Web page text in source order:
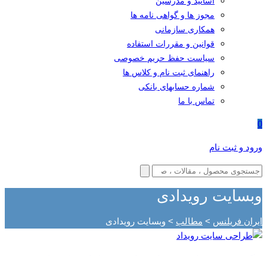
مجوز ها و گواهی نامه ها
همکاری سازمانی
قوانین و مقررات استفاده
سیاست حفظ حریم خصوصی
راهنمای ثبت نام و کلاس ها
شماره حسابهای بانکی
تماس با ما
0
ورود و ثبت نام
وبسایت رویدادی
ایران فریلنس > مطالب > وبسایت رویدادی